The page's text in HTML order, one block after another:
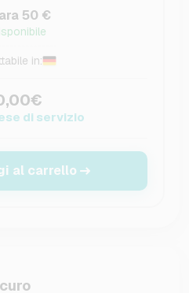
50 €
in:
di servizio
al carrello